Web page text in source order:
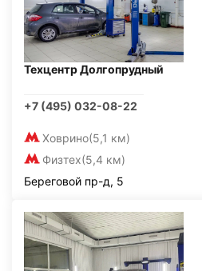
Техцентр Долгопрудный
+7 (495) 032-08-22
Ховрино(5,1 км)
Физтех(5,4 км)
Береговой пр-д, 5